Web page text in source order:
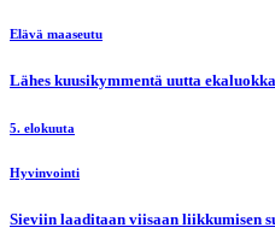
Elävä maaseutu
Lähes kuusikymmentä uutta
5. elokuuta
Hyvinvointi
Sieviin laaditaan viisaan liikkumisen